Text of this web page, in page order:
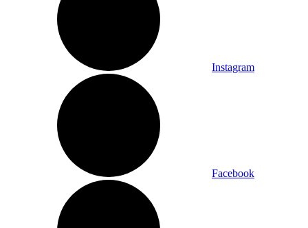
Instagram
Facebook